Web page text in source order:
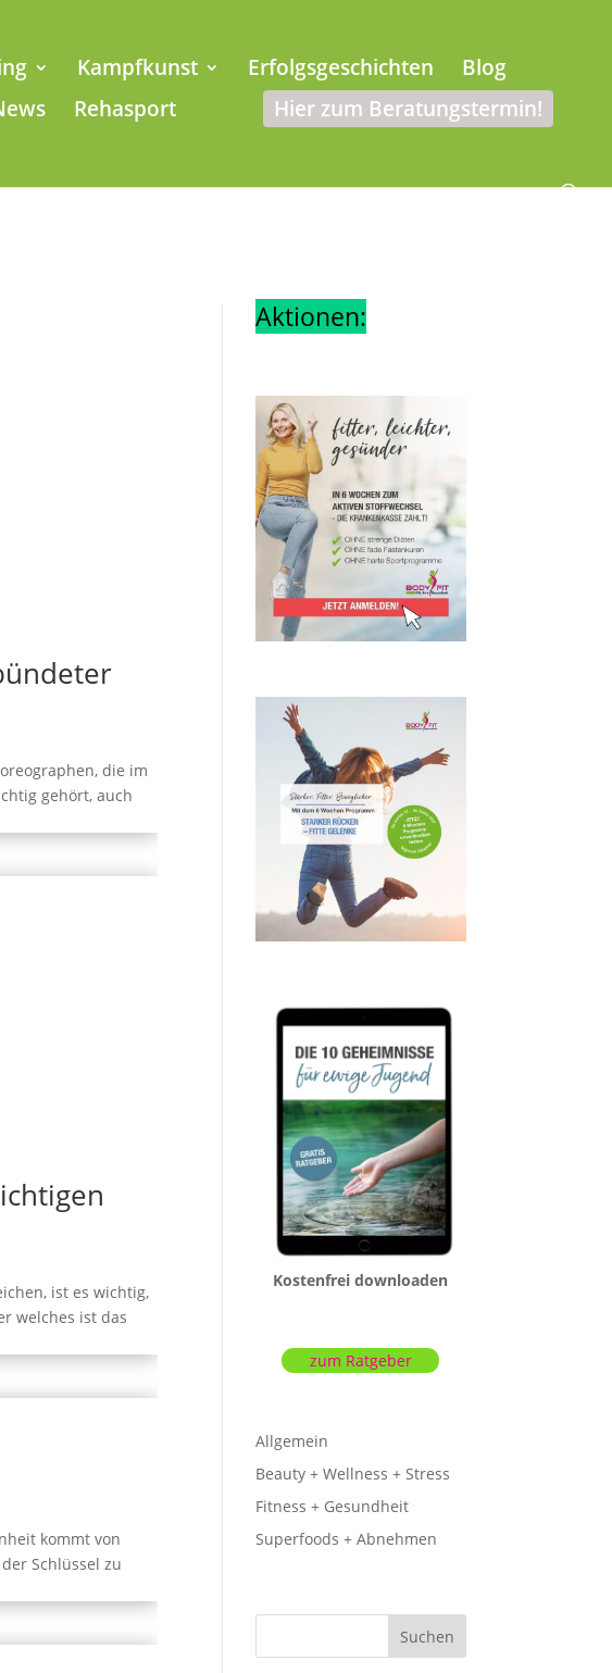
Kampfkunst Erfolgsgeschichten
Blog
Rehasport
Hier zum Beratungstermin!
die im
gehört, auch
ist es wichtig,
welches ist das
kommt von
Schlüssel zu
Aktionen:
Kostenfrei downloaden
zum Ratgeber
Allgemein
Beauty + Wellness + Stress
Fitness + Gesundheit
Superfoods + Abnehmen
Suchen